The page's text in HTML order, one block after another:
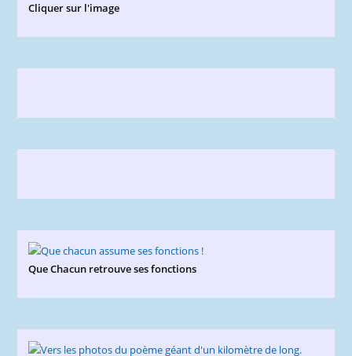
Cliquer sur l'image
Que Chacun retrouve ses fonctions